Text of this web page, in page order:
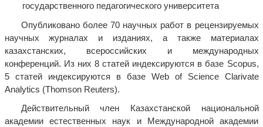
государственного педагогического университета
Опубликовано более 70 научных работ в рецензируемых
научных журналах и изданиях, а также материалах
казахстанских, всероссийских и международных
конференций. Из них 8 статей индексируются в базе Scopus,
5 статей индексируются в базе Web of Science Clarivate
Analytics (Thomson Reuters).
Действительный член Казахстанской национальной
академии естественных наук и Международной академии